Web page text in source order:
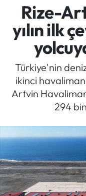
Rize-
yılın ilk
Türkiye'nin
ikinci
Artvin
294
Türkiye
Kültür/Sanat
Politika
Politik Kulis
Magazin
Mektup Galeri
Röportaj
Trabzon Trafik
Süper Lig
Tüm Manşetler
Son Dakika
Haber Arşivi